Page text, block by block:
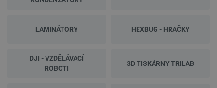
LAMINÁTORY HEXBUG - HRAČKY
DJI - VZDĚLÁVACÍ
ROBOTI
3D TISKÁRNY TRILAB